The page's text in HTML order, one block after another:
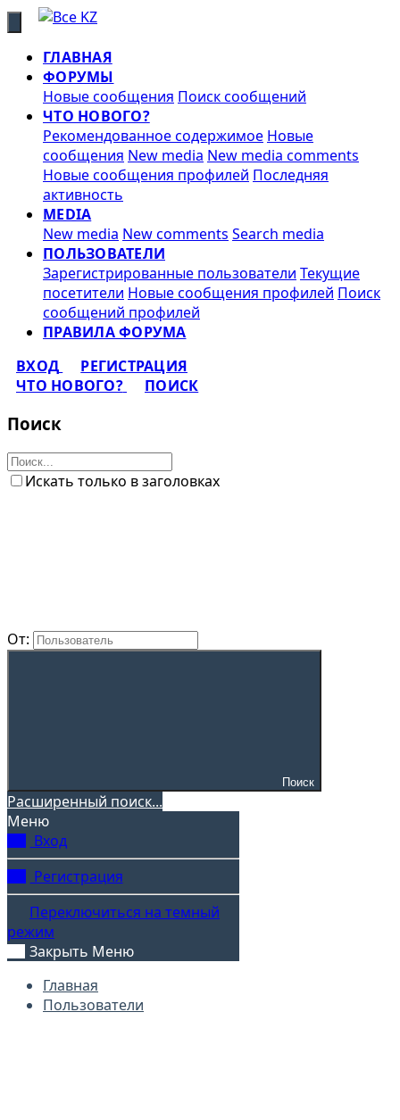
ГЛАВНАЯ
ФОРУМЫ
Новые сообщения Поиск сообщений
ЧТО НОВОГО?
Рекомендованное содержимое Новые
сообщения New media New media comments
Новые сообщения профилей Последняя
активность
MEDIA
New media New comments Search media
ПОЛЬЗОВАТЕЛИ
Зарегистрированные пользователи Текущие
посетители Новые сообщения профилей Поиск
сообщений профилей
ПРАВИЛА ФОРУМА
ВХОД
РЕГИСТРАЦИЯ
ЧТО НОВОГО?
ПОИСК
Поиск
Искать только в заголовках
От:
Поиск
Расширенный поиск...
Меню
Вход
Регистрация
Переключиться на темный
режим
Закрыть Меню
Главная
Пользователи